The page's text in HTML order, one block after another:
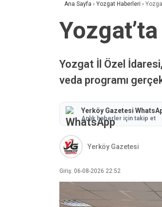
Ana Sayfa › Yozgat Haberleri ›
Yozgat İl Özel
veda programı
Yerköy Gazetesi
Anlık haberler için takip et
Yerköy Gazetesi
Giriş: 06-08-2026 22:52